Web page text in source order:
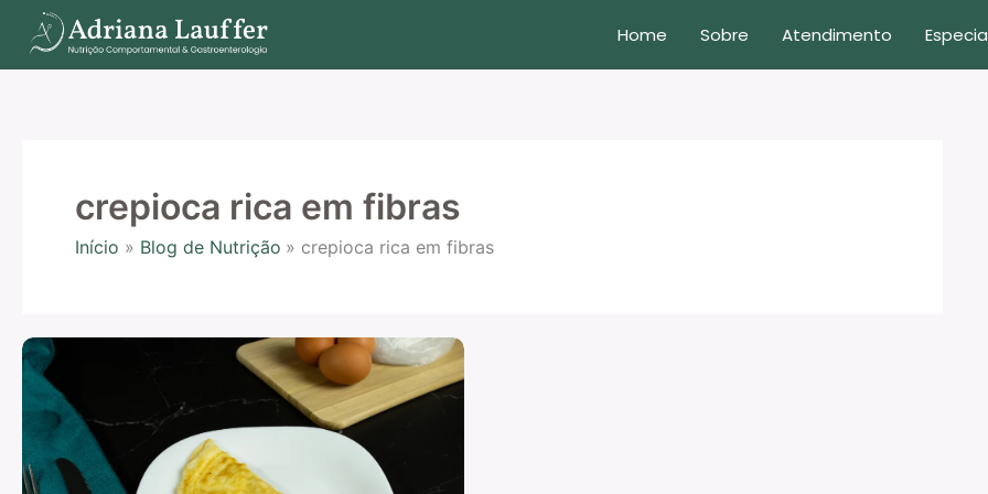
para
o
Home Sobre Atendimento
crepioca rica em fibras
Início Blog de Nutrição crepioca rica em fibras
Receita
de
crepioca
rica
em